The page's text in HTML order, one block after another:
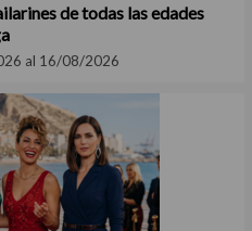
de todas las edades
al 16/08/2026